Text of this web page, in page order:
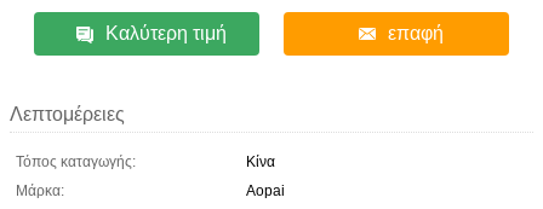
Καλύτερη τιμή επαφή
Λεπτομέρειες
Τόπος καταγωγής:
Κίνα
Μάρκα:
Aopai